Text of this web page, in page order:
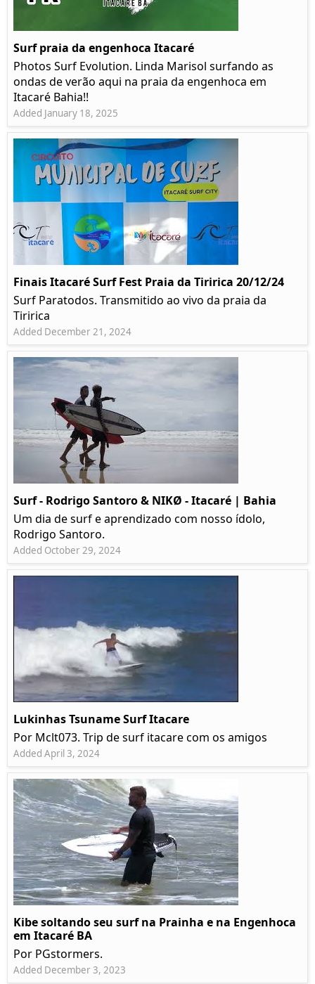
Surf praia da engenhoca Itacaré
Photos Surf Evolution. Linda Marisol surfando as
ondas de verão aqui na praia da engenhoca em
Itacaré Bahia!!
Added January 18, 2025
Finais Itacaré Surf Fest Praia da Tiririca 20/12/24
Surf Paratodos. Transmitido ao vivo da praia da
Tiririca
Added December 21, 2024
Surf - Rodrigo Santoro & NIKØ - Itacaré | Bahia
Um dia de surf e aprendizado com nosso ídolo,
Rodrigo Santoro.
Added October 29, 2024
Lukinhas Tsuname Surf Itacare
Por Mclt073. Trip de surf itacare com os amigos
Added April 3, 2024
Kibe soltando seu surf na Prainha e na Engenhoca
em Itacaré BA
Por PGstormers.
Added December 3, 2023